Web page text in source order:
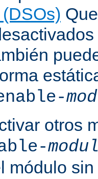
otros
módulo